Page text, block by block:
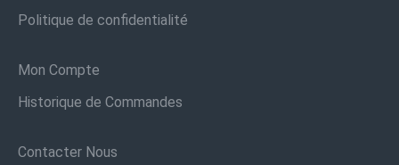
Politique de confidentialité
Mon Compte
Historique de Commandes
Contacter Nous